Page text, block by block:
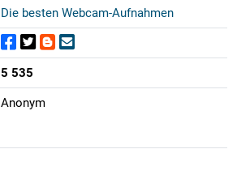
Die besten Webcam-Aufnahmen
5 535
Anonym